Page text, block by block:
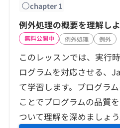
個人向けプラン
法人向けプラン
学校向けプラン
契約内容・クーポン
chapter1
例外処理の概要を理解し
無料公開中 例外処理 例外
このレッスンでは、実行
ログラムを対応させる、
て学習します。プログラ
ことでプログラムの品質
ついて理解を深めましょう